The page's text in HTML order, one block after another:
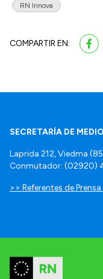
RN Innova
COMPARTIR EN:
SECRETARÍA DE
Laprida 212, Viedma
Conmutador: (02920)
>> Referentes de